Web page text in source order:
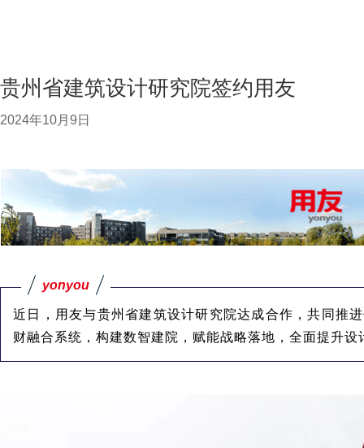
贵州省建筑设计研究院签约用友
2024年10月9日
yonyou
近日，用友与贵州省建筑设计研究院达成合作，共同推
财融合系统，构建数智建院，赋能战略落地，全面提升